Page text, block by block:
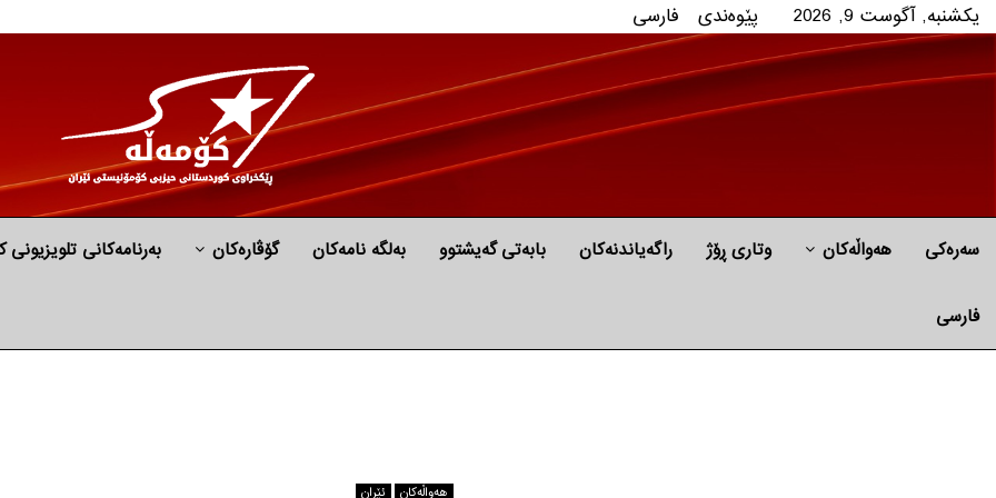
یکشنبه, آگوست 9, 2026 پێوه‌ندی فارسی
سەرەکی هه‌واڵه‌کان وتاری ڕۆژ راگه‌یاندنه‌كان بابه‌تی گه‌یشتوو به‌لگه‌ نامه‌كان گۆڤارەکان بەرنامەکانی تلویزیونی
فارسی
هه‌واڵه‌کان ئێران